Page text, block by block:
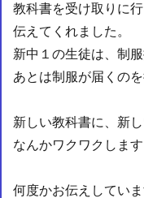
教科書を受け取りに
伝えてくれました。
新中１の生徒は、制
あとは制服が届くの
新しい教科書に、新し
なんかワクワクします
何度かお伝えしてい